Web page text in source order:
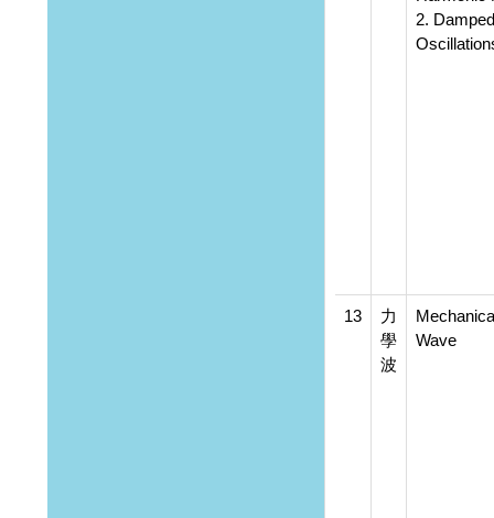
2. Damped
13
力
學
波
Wave